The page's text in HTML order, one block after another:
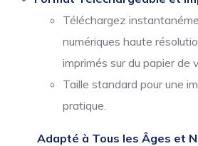
Téléchargez
numériques haute
imprimés sur du papier de
Taille standard pour une
pratique.
Adapté à Tous les Âges et